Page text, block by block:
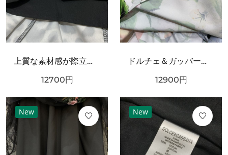
上質な素材感が際立つ DOLCE＆GABBANA ドルチェ＆ガッバーナ コピー ワンピース
12700円
ドルチェ＆ガッバーナ コピー ワンピース DOLCE＆GABBANA 華やかで優雅な雰囲気
12900円
New New